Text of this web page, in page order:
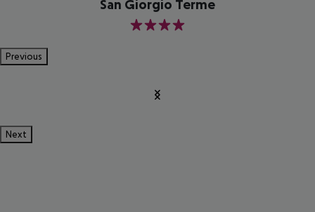
San Giorgio Terme
4
Previous
Next